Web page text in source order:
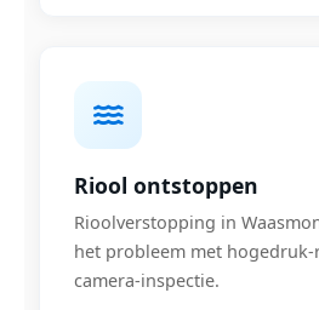
Riool ontstoppen
Rioolverstopping in
het probleem met
camera-inspectie.